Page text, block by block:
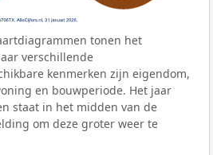
tonen het
verschillende
kenmerken zijn eigendom,
en bouwperiode. Het jaar
staat in het midden van de
om deze groter weer te